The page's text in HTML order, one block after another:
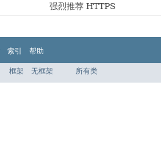
强烈推荐 HTTPS
索引 帮助
框架 无框架 所有类